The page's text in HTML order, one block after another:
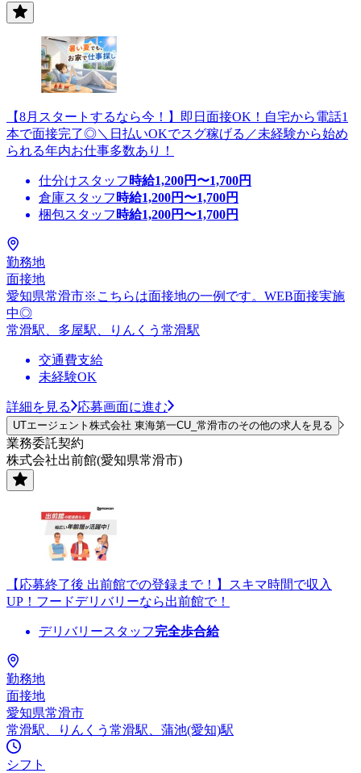
【8月スタートするなら今！】即日面接OK！自宅から電話1
本で面接完了◎＼日払いOKでスグ稼げる／未経験から始め
られる年内お仕事多数あり！
仕分けスタッフ 時給1,200円〜1,700円
倉庫スタッフ 時給1,200円〜1,700円
梱包スタッフ 時給1,200円〜1,700円
勤務地
面接地
愛知県常滑市※こちらは面接地の一例です。WEB面接実施
中◎
常滑駅、多屋駅、りんくう常滑駅
交通費支給
未経験OK
詳細を見る 応募画面に進む
UTエージェント株式会社 東海第一CU_常滑市のその他の求人を見る
業務委託契約
株式会社出前館(愛知県常滑市)
【応募終了後 出前館での登録まで！】スキマ時間で収入
UP！フードデリバリーなら出前館で！
デリバリースタッフ完全歩合給
勤務地
面接地
愛知県常滑市
常滑駅、りんくう常滑駅、蒲池(愛知)駅
シフト